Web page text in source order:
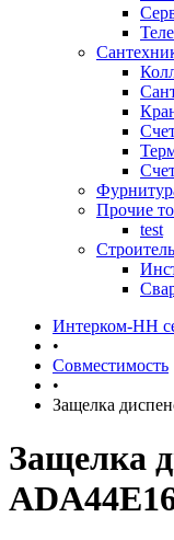
Прочие
test
Интерком-НН
•
Совместимость
•
Защелка
Защелка